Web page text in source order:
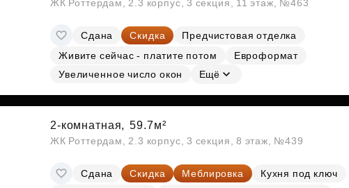
ЖК Роттердам, 2.3 корпус, 3 секция, 11 этаж, №463
Сдана Скидка
Предчистовая отделка
Живите сейчас - платите потом
Евроформат
Увеличенное число окон
Ещё
2-комнатная, 59.7м²
ЖК Роттердам, 2.3 корпус, 3 секция, 8 этаж, №439
Сдана Скидка Меблировка
Кухня под ключ